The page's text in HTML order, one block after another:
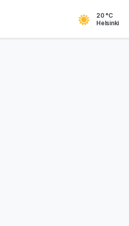
20 °C
Helsinki